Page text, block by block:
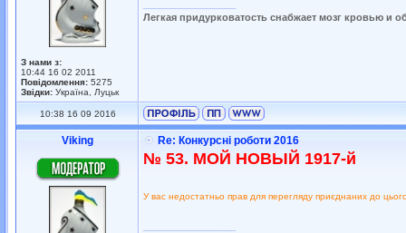
З нами з:
10:44 16 02 2011
Повідомлення: 5275
Звідки: Україна, Луцьк
Легкая придурковатость снабжает мозг кровью и
10:38 16 09 2016
Viking Re: Конкурсні роботи 2016
№ 53. МОЙ НОВЫЙ 1917-й
У вас недостатньо прав для перегляду приєднаних до